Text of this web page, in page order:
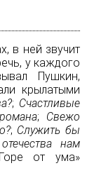
в ней звучит
у каждого
Пушкин,
крылатыми
; Счастливые
; Свежо
; Служить бы
нам
от ума»